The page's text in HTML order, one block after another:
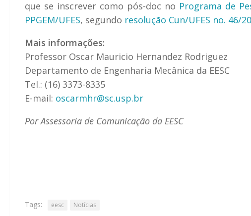
que se inscrever como pós-doc no Programa de
PPGEM/UFES, segundo resolução Cun/UFES no. 46/
Mais informações:
Professor Oscar Mauricio Hernandez Rodriguez
Departamento de Engenharia Mecânica da EESC
Tel.: (16) 3373-8335
E-mail: oscarmhr@sc.usp.br
Por Assessoria de Comunicação da EESC
Tags: eesc Notícias